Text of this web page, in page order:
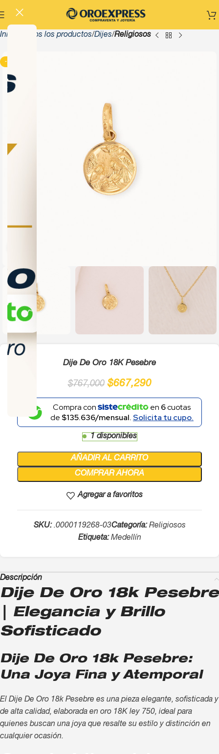
Inicio Todos los productos Dijes Religiosos
-13%
Dije De Oro 18K Pesebre
$767,000 $667,290
Compra con en 6cuotas
de $135.636/mensual.Solicita tu cupo.
1 disponibles
AÑADIR AL CARRITO
COMPRAR AHORA
Agregar a favoritos
SKU:.0000119268-03Categoría: Religiosos
Etiqueta: Medellín
Descripción
Dije De Oro 18k Pesebre
| Elegancia y Brillo
Sofisticado
Dije De Oro 18k Pesebre:
Una Joya Fina y Atemporal
El Dije De Oro 18k Pesebre es una pieza elegante, sofisticada y
de alta calidad, elaborada en oro 18K ley 750, ideal para
quienes buscan una joya que resalte su estilo y distinción en
cualquier ocasión.